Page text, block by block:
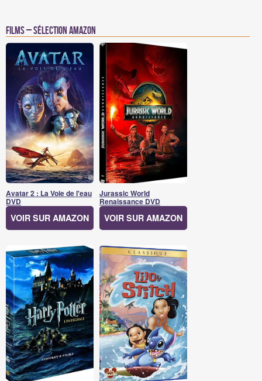
Films – Sélection Amazon
Avatar 2 : La Voie de l'eau
DVD
VOIR SUR AMAZON
Jurassic World
Renaissance DVD
VOIR SUR AMAZON